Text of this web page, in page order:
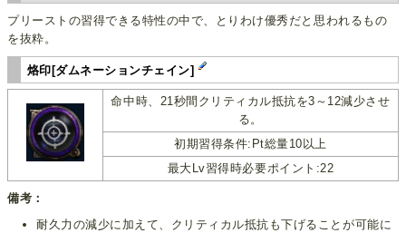
プリーストの習得できる特性の中で、とりわけ優秀だと思われるもの
を抜粋。
烙印[ダムネーションチェイン]
命中時、21秒間クリティカル抵抗を3～12減少させ
る。
初期習得条件:Pt総量10以上
最大Lv習得時必要ポイント:22
備考：
耐久力の減少に加えて、クリティカル抵抗も下げることが可能に